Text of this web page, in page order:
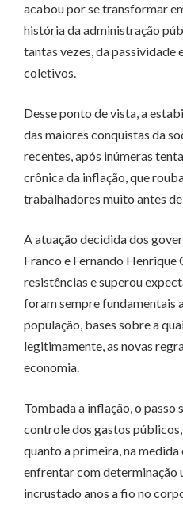
acabou por se transformar
história da administração
tantas vezes, da passividade
coletivos.
Desse ponto de vista, a
das maiores conquistas da
recentes, após inúmeras
crônica da inflação, que
trabalhadores muito antes
A atuação decidida dos
Franco e Fernando Henrique
resistências e superou
foram sempre fundamentais
população, bases sobre a
legitimamente, as novas
economia.
Tombada a inflação, o passo
controle dos gastos
quanto a primeira, na medida
enfrentar com determinação
incrustado anos a fio no